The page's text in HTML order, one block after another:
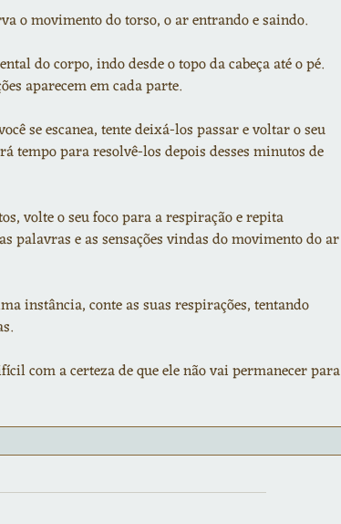
o movimento do torso, o ar entrando e saindo.
do corpo, indo desde o topo da cabeça até o pé.
aparecem em cada parte.
se escanea, tente deixá-los passar e voltar o seu
tempo para resolvê-los depois desses minutos de
volte o seu foco para a respiração e repita
palavras e as sensações vindas do movimento do ar
instância, conte as suas respirações, tentando
com a certeza de que ele não vai permanecer para